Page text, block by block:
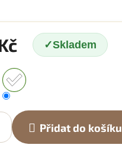
Skladem
Přidat do košíku